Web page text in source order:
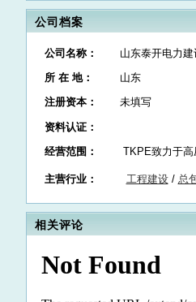
公司档案
公司名称：
山东泰开电力
所 在 地：
山东
注册资本：
未填写
资料认证：
经营范围：
TKPE致力于
主营行业： 工程建设/ 总
相关评论